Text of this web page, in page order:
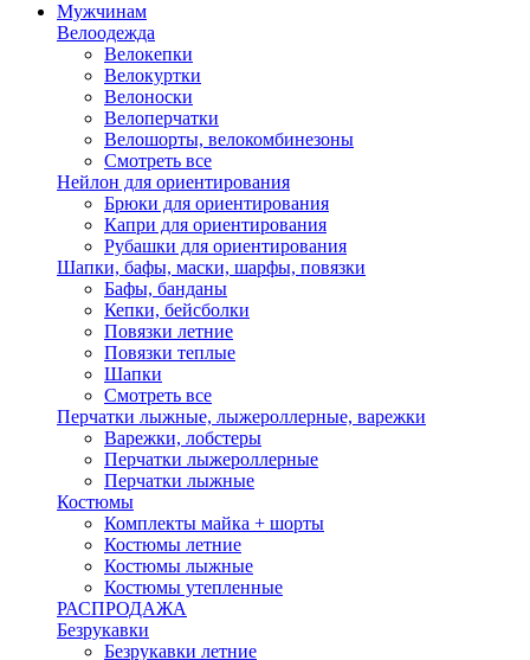
Мужчинам
Велоодежда
Велокепки
Велокуртки
Велоноски
Велоперчатки
Велошорты, велокомбинезоны
Смотреть все
Нейлон для ориентирования
Брюки для ориентирования
Капри для ориентирования
Рубашки для ориентирования
Шапки, бафы, маски, шарфы, повязки
Бафы, банданы
Кепки, бейсболки
Повязки летние
Повязки теплые
Шапки
Смотреть все
Перчатки лыжные, лыжероллерные, варежки
Варежки, лобстеры
Перчатки лыжероллерные
Перчатки лыжные
Костюмы
Комплекты майка + шорты
Костюмы летние
Костюмы лыжные
Костюмы утепленные
РАСПРОДАЖА
Безрукавки
Безрукавки летние